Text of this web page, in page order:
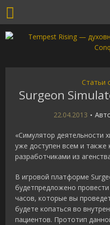
Статьи
Surgeon
22.04.2013
«Симулятор деятельности
уже доступен всем и
разработчиками из
В игровой платформе
будетпредложено
часов, которые вы
будете копаться во
пациентов. Прототип